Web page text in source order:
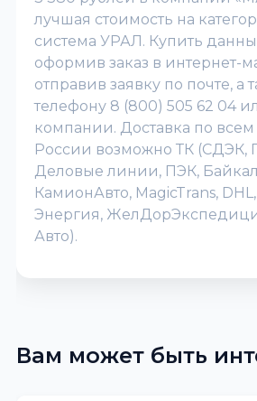
лучшая стоимость на
система УРАЛ. Купить
оформив заказ в интернет-
отправив заявку по почте, а
телефону 8 (800) 505 62 04
компании. Доставка по
России возможно ТК (СДЭК,
Деловые линии, ПЭК,
КамионАвто, MagicTrans,
Энергия,
Авто).
Вам может быть